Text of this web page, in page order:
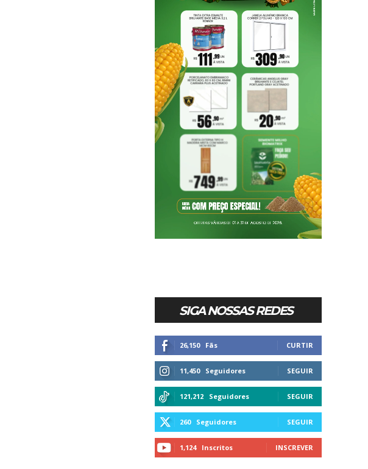
SIGA NOSSAS REDES
26,150 Fãs CURTIR
11,450 Seguidores SEGUIR
121,212 Seguidores SEGUIR
260 Seguidores SEGUIR
1,124 Inscritos INSCREVER